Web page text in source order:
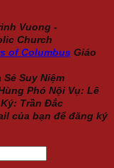
Vuong -
Church
of Columbus Giáo
Sẻ Suy Niệm
Phó Nội Vụ: Lê
Trần Đắc
của bạn để đăng ký